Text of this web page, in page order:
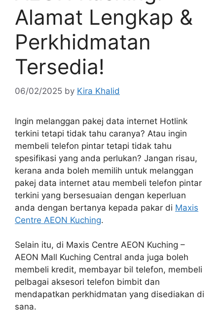
Alamat Lengkap &
Perkhidmatan
Tersedia!
06/02/2025 by Kira Khalid
Ingin melanggan pakej data internet Hotlink
terkini tetapi tidak tahu caranya? Atau ingin
membeli telefon pintar tetapi tidak tahu
spesifikasi yang anda perlukan? Jangan risau,
kerana anda boleh memilih untuk melanggan
pakej data internet atau membeli telefon pintar
terkini yang bersesuaian dengan keperluan
anda dengan bertanya kepada pakar di Maxis
Centre AEON Kuching.
Selain itu, di Maxis Centre AEON Kuching –
AEON Mall Kuching Central anda juga boleh
membeli kredit, membayar bil telefon, membeli
pelbagai aksesori telefon bimbit dan
mendapatkan perkhidmatan yang disediakan di
sana.